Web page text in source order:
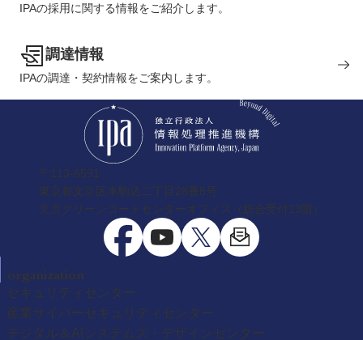
IPAの採用に関する情報をご紹介します。
調達情報
IPAの調達・契約情報をご案内します。
〒113-6591
東京都文京区本駒込二丁目28番8号
文京グリーンコートセンターオフィス（総合受付13階）
organization
セキュリティセンター
産業サイバーセキュリティセンター
デジタル＆AIシステムズ・デザインセンター